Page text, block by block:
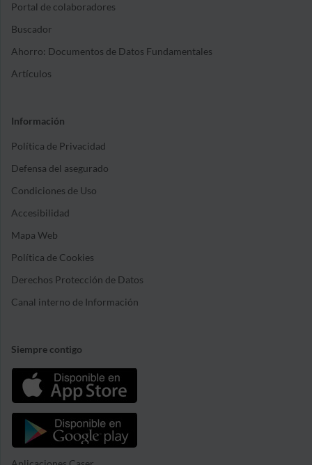
Portal de colaboradores
Buscador
Ahorro: Documentos de Datos Fundamentales
Artículos
Información
Política de Privacidad
Defensa del asegurado
Condiciones de Uso
Accesibilidad
Mapa Web
Política de Cookies
Derechos Protección de Datos
Canal interno de Información
Siempre contigo